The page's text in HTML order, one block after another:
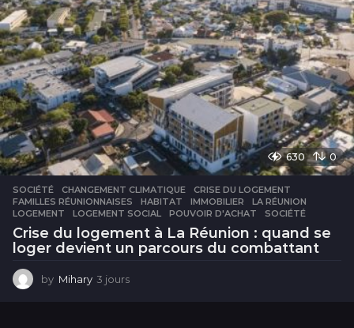
630 0
SOCIÉTÉ CHANGEMENT CLIMATIQUE ,CRISE DU LOGEMENT
FAMILLES RÉUNIONNAISES
,HABITAT ,IMMOBILIER ,LA RÉUNION
LOGEMENT
,LOGEMENT SOCIAL ,POUVOIR D'ACHAT ,SOCIÉTÉ
Crise du logement à La Réunion : quand se
loger devient un parcours du combattant
by Mihary 3 jours